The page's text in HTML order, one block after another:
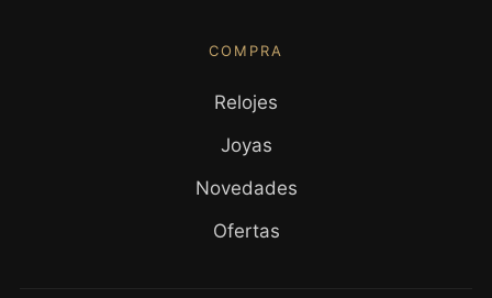
COMPRA
Relojes
Joyas
Novedades
Ofertas